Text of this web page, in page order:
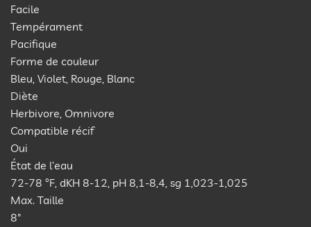
Facile
Tempérament
Pacifique
Forme de couleur
Bleu, Violet, Rouge, Blanc
Diète
Herbivore, Omnivore
Compatible récif
Oui
État de l’eau
72-78 °F, dKH 8-12, pH 8,1-8,4, sg 1,023-1,025
Max. Taille
8″